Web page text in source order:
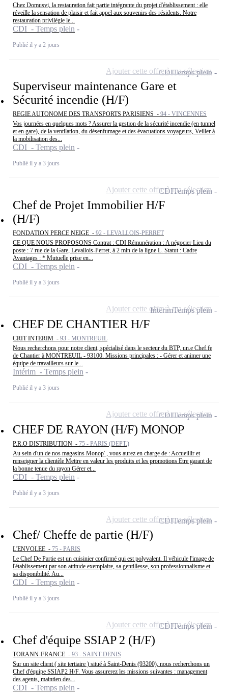
Chez Domusvi, la restauration fait partie intégrante du projet d'établissement : elle
réveille la sensation de plaisir et fait appel aux souvenirs des résidents. Notre
restauration privilégie le...
CDI - Temps plein
Publié il y a 2 jours
Superviseur maintenance Gare et
Sécurité incendie (H/F)
REGIE AUTONOME DES TRANSPORTS PARISIENS - 94 - VINCENNES
Vos journées en quelques mots ? Assurer la gestion de la sécurité incendie (en tunnel
et en gare), de la ventilation, du désenfumage et des évacuations voyageurs, Veiller à
la mobilisation des...
CDI - Temps plein
Publié il y a 3 jours
CDITemps plein
Ajouter cette offre à ma sélection
Chef de Projet Immobilier H/F
(H/F)
FONDATION PERCE NEIGE - 92 - LEVALLOIS-PERRET
CE QUE NOUS PROPOSONS Contrat : CDI Rémunération : A négocier Lieu du
poste : 7 rue de la Gare, Levallois-Perret, à 2 min de la ligne L. Statut : Cadre
Avantages : * Mutuelle prise en...
CDI - Temps plein
Publié il y a 3 jours
CDITemps plein
Ajouter cette offre à ma sélection
CHEF DE CHANTIER H/F
CRIT INTERIM - 93 - MONTREUIL
Nous recherchons pour notre client, spécialisé dans le secteur du BTP, un.e Chef.fe
de Chantier à MONTREUIL - 93100. Missions principales : - Gérer et animer une
équipe de travailleurs sur le...
Intérim - Temps plein
Publié il y a 3 jours
IntérimTemps plein
Ajouter cette offre à ma sélection
CHEF DE RAYON (H/F) MONOP
P.R.O DISTRIBUTION - 75 - PARIS (DEPT.)
Au sein d'un de nos magasins Monop' , vous aurez en charge de : Accueillir et
renseigner la clientèle Mettre en valeur les produits et les promotions Etre garant de
la bonne tenue du rayon Gérer et...
CDI - Temps plein
Publié il y a 3 jours
CDITemps plein
Ajouter cette offre à ma sélection
Chef/ Cheffe de partie (H/F)
L'ENVOLEE - 75 - PARIS
Le Chef De Partie est un cuisinier confirmé qui est polyvalent. Il véhicule l'image de
l'établissement par son attitude exemplaire, sa gentillesse, son professionnalisme et
sa disponibilité. Au...
CDI - Temps plein
Publié il y a 3 jours
CDITemps plein
Ajouter cette offre à ma sélection
Chef d'équipe SSIAP 2 (H/F)
TORANN-FRANCE - 93 - SAINT-DENIS
Sur un site client ( site tertiaire ) situé à Saint-Denis (93200), nous recherchons un
Chef d'équipe SSIAP2 H/F. Vous assurerez les missions suivantes : management
des agents, maintien des...
CDI - Temps plein
CDITemps plein
Ajouter cette offre à ma sélection